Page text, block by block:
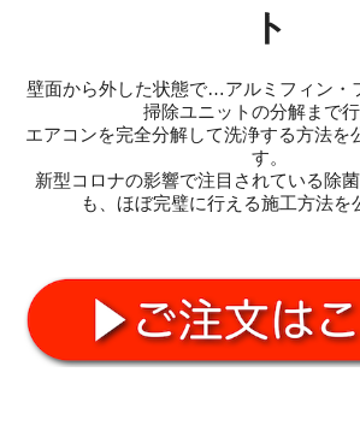
ト
壁面から外した状態で…アルミフィン・
掃除ユニットの分解まで
エアコンを完全分解して洗浄する方法を
す。
新型コロナの影響で注目されている除
も、ほぼ完璧に行える施工方法を